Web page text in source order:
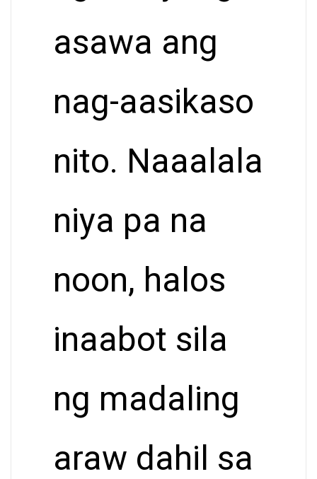
asawa ang
nag-aasikaso
nito. Naaalala
niya pa na
noon, halos
inaabot sila
ng madaling
araw dahil sa